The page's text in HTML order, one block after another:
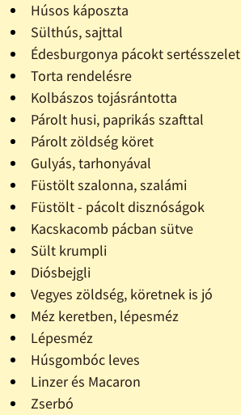
Húsos káposzta
Sülthús, sajttal
Édesburgonya pácokt sertésszelet
Torta rendelésre
Kolbászos tojásrántotta
Párolt husi, paprikás szafttal
Párolt zöldség köret
Gulyás, tarhonyával
Füstölt szalonna, szalámi
Füstölt - pácolt disznóságok
Kacskacomb pácban sütve
Sült krumpli
Diósbejgli
Vegyes zöldség, köretnek is jó
Méz keretben, lépesméz
Lépesméz
Húsgombóc leves
Linzer és Macaron
Zserbó